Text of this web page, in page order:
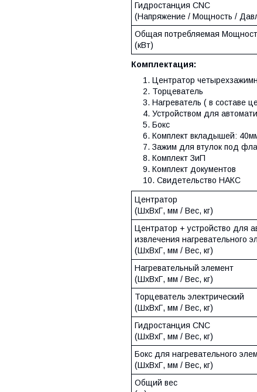
Гидростанция CNC
(Напряжение / Мощность /
Общая потребляемая
(кВт)
Комплектация:
Центратор
Торцеватель
Нагреватель ( в составе
Устройством для
Бокс
Комплект вкладышей:
Зажим для втулок под
Комплект ЗиП
Комплект документов
Свидетельство НАКС
Центратор
(ШхВхГ, мм / Вес, кг)
Центратор + устройство для
извлечения нагревательного
(ШхВхГ, мм / Вес, кг)
Нагревательный элемент
(ШхВхГ, мм / Вес, кг)
Торцеватель электрический
(ШхВхГ, мм / Вес, кг)
Гидростанция CNC
(ШхВхГ, мм / Вес, кг)
Бокс для нагревательного
(ШхВхГ, мм / Вес, кг)
Общий вес